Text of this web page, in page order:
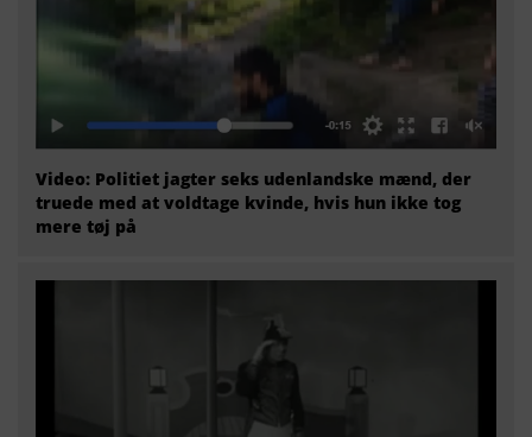
Video: Politiet jagter seks udenlandske mænd, der
truede med at voldtage kvinde, hvis hun ikke tog
mere tøj på